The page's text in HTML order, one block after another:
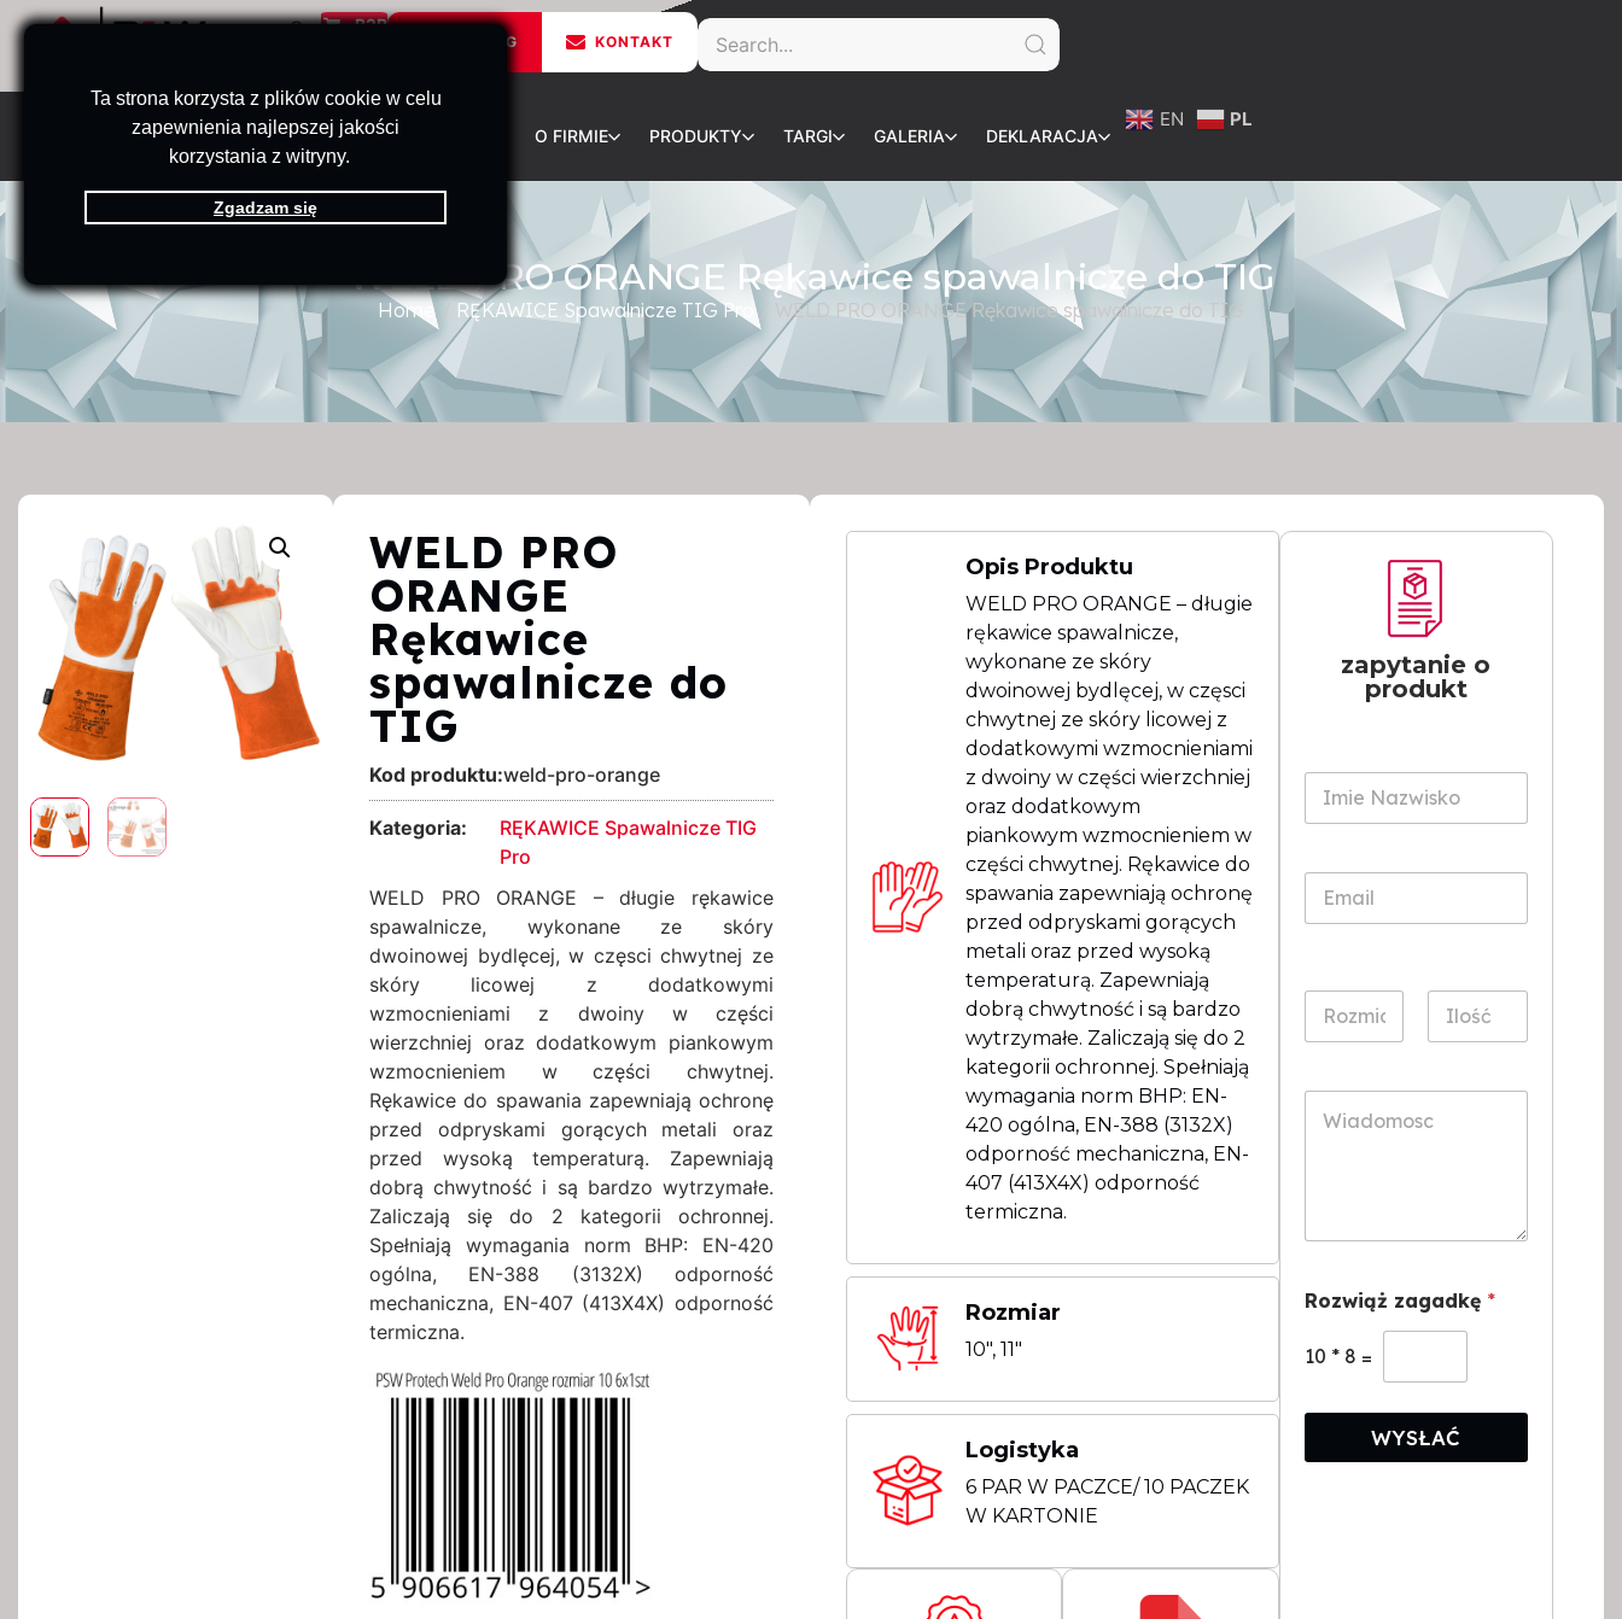
Ta strona korzysta z plików cookie w celu
zapewnienia najlepszej jakości
korzystania z witryny.
Zgadzam się
B2B
KATALOG KONTAKT
PRODUKTY STRONA GŁÓWNA O FIRMIE PRODUKTY TARGI GALERIA DEKLARACJA
EN PL
WELD PRO ORANGE Rękawice spawalnicze do TIG
Home RĘKAWICE Spawalnicze TIG Pro / WELD PRO ORANGE Rękawice spawalnicze do TIG
WELD PRO
ORANGE
Rękawice
spawalnicze do
TIG
Kod produktu:weld-pro-orange
Kategoria:
RĘKAWICE Spawalnicze TIG
Pro
WELD PRO ORANGE – długie rękawice
spawalnicze, wykonane ze skóry
dwoinowej bydlęcej, w częsci chwytnej ze
skóry licowej z dodatkowymi
wzmocnieniami z dwoiny w części
wierzchniej oraz dodatkowym piankowym
wzmocnieniem w części chwytnej.
Rękawice do spawania zapewniają ochronę
przed odpryskami gorących metali oraz
przed wysoką temperaturą. Zapewniają
dobrą chwytność i są bardzo wytrzymałe.
Zaliczają się do 2 kategorii ochronnej.
Spełniają wymagania norm BHP: EN-420
ogólna, EN-388 (3132X) odporność
mechaniczna, EN-407 (413X4X) odporność
termiczna.
Opis Produktu
WELD PRO ORANGE – długie
rękawice spawalnicze,
wykonane ze skóry
dwoinowej bydlęcej, w częsci
chwytnej ze skóry licowej z
dodatkowymi wzmocnieniami
z dwoiny w części wierzchniej
oraz dodatkowym
piankowym wzmocnieniem w
części chwytnej. Rękawice do
spawania zapewniają ochronę
przed odpryskami gorących
metali oraz przed wysoką
temperaturą. Zapewniają
dobrą chwytność i są bardzo
wytrzymałe. Zaliczają się do 2
kategorii ochronnej. Spełniają
wymagania norm BHP: EN-
420 ogólna, EN-388 (3132X)
odporność mechaniczna, EN-
407 (413X4X) odporność
termiczna.
Rozmiar
10″, 11″
Logistyka
6 PAR W PACZCE/ 10 PACZEK
W KARTONIE
zapytanie o
produkt
I
i
N
z
s
I
i
E
a
*
R
z
i
I
o
ć
*
W
o
*
Rozwiąż zagadkę *
10 * 8 =
WYSŁAĆ